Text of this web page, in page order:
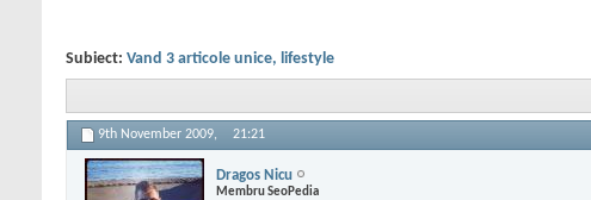
Subiect: Vand 3 articole unice, lifestyle
9th November 2009, 21:21
Dragos Nicu
Membru SeoPedia